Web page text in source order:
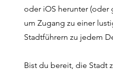
oder iOS herunter (oder
um Zugang zu einer
Stadtführern zu jedem
Bist du bereit, die Stadt